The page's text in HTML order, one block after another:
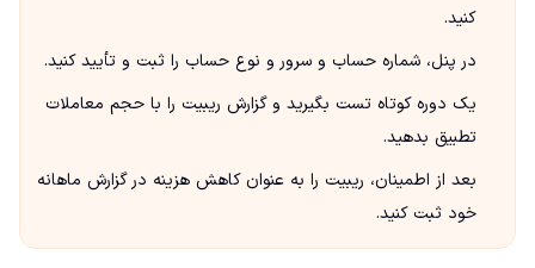
کنید.
در پنل، شماره حساب و سرور و نوع حساب را ثبت و تأیید کنید.
یک دوره کوتاه تست بگیرید و گزارش ریبیت را با حجم معاملات
تطبیق بدهید.
بعد از اطمینان، ریبیت را به عنوان کاهش هزینه در گزارش ماهانه
خود ثبت کنید.